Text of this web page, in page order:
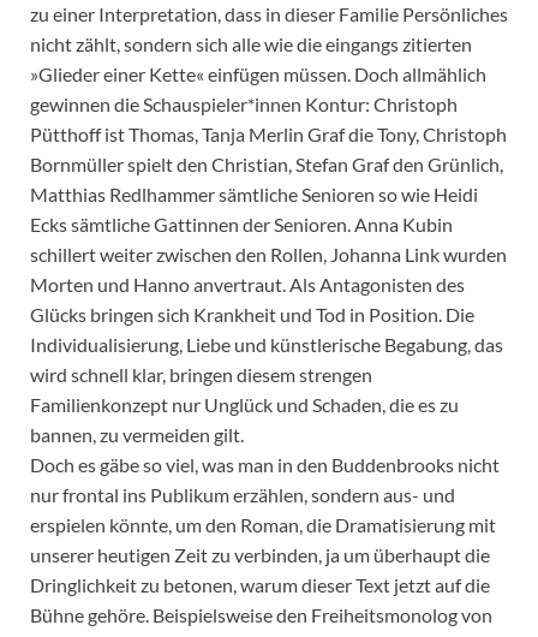
zu einer Interpretation, dass in dieser Familie Persönliches
nicht zählt, sondern sich alle wie die eingangs zitierten
»Glieder einer Kette« einfügen müssen. Doch allmählich
gewinnen die Schauspieler*innen Kontur: Christoph
Pütthoff ist Thomas, Tanja Merlin Graf die Tony, Christoph
Bornmüller spielt den Christian, Stefan Graf den Grünlich,
Matthias Redlhammer sämtliche Senioren so wie Heidi
Ecks sämtliche Gattinnen der Senioren. Anna Kubin
schillert weiter zwischen den Rollen, Johanna Link wurden
Morten und Hanno anvertraut. Als Antagonisten des
Glücks bringen sich Krankheit und Tod in Position. Die
Individualisierung, Liebe und künstlerische Begabung, das
wird schnell klar, bringen diesem strengen
Familienkonzept nur Unglück und Schaden, die es zu
bannen, zu vermeiden gilt.
Doch es gäbe so viel, was man in den Buddenbrooks nicht
nur frontal ins Publikum erzählen, sondern aus- und
erspielen könnte, um den Roman, die Dramatisierung mit
unserer heutigen Zeit zu verbinden, ja um überhaupt die
Dringlichkeit zu betonen, warum dieser Text jetzt auf die
Bühne gehöre. Beispielsweise den Freiheitsmonolog von